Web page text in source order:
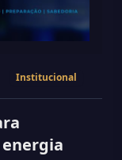
Institucional